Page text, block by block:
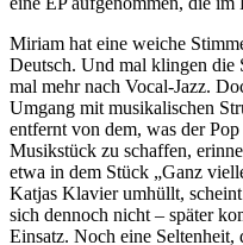
Miriam hat eine weiche
Deutsch. Und mal klingen die
mal mehr nach Vocal-Jazz.
Umgang mit musikalischen
entfernt von dem, was der
Musikstück zu schaffen,
etwa in dem Stück „Ganz
Katjas Klavier umhüllt,
sich dennoch nicht – später
Einsatz. Noch eine